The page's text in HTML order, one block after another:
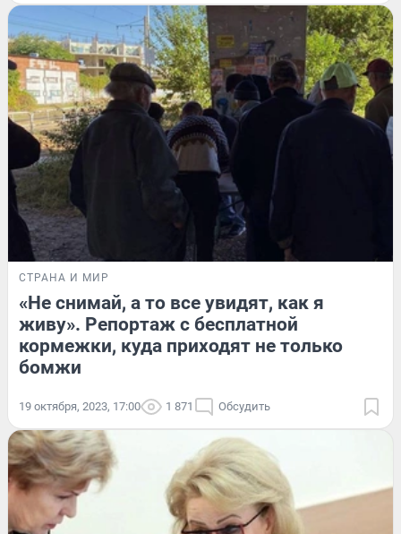
СТРАНА И МИР
«Не снимай, а то все увидят, как я
живу». Репортаж с бесплатной
кормежки, куда приходят не только
бомжи
19 октября, 2023, 17:00 1 871 Обсудить